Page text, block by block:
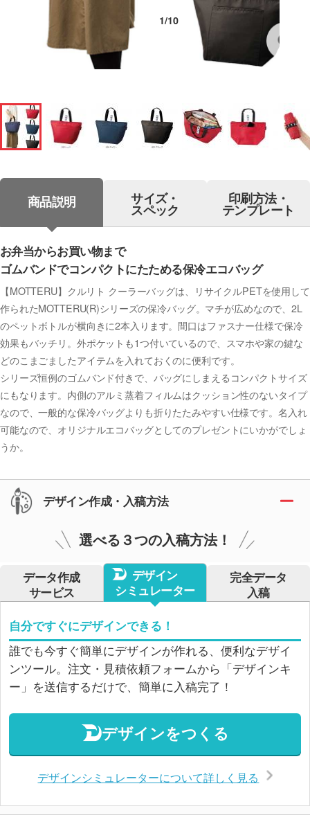
1/10
商品説明 サイズ・
スペック
印刷方法・
テンプレート
お弁当からお買い物まで
ゴムバンドでコンパクトにたためる保冷エコバッグ
【MOTTERU】クルリト クーラーバッグは、リサイクルPETを使用して
作られたMOTTERU(R)シリーズの保冷バッグ。マチが広めなので、2L
のペットボトルが横向きに2本入ります。間口はファスナー仕様で保冷
効果もバッチリ。外ポケットも1つ付いているので、スマホや家の鍵な
どのこまごましたアイテムを入れておくのに便利です。
シリーズ恒例のゴムバンド付きで、バッグにしまえるコンパクトサイズ
にもなります。内側のアルミ蒸着フィルムはクッション性のないタイプ
なので、一般的な保冷バッグよりも折りたたみやすい仕様です。名入れ
可能なので、オリジナルエコバッグとしてのプレゼントにいかがでしょ
うか。
デザイン作成・入稿方法
選べる３つの入稿方法！
データ作成
サービス
デザイン
シミュレーター
完全データ
入稿
自分ですぐにデザインできる！
誰でも今すぐ簡単にデザインが作れる、便利なデザイ
ンツール。注文・見積依頼フォームから「デザインキ
ー」を送信するだけで、簡単に入稿完了！
デザインをつくる
デザインシミュレーターについて詳しく見る